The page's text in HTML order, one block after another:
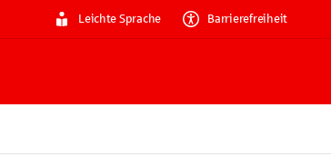
Leichte Sprache Barrierefreiheit